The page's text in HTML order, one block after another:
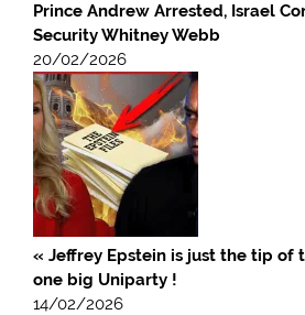
Prince Andrew Arrested, Israel
Security Whitney Webb
20/02/2026
« Jeffrey Epstein is just the tip of
one big Uniparty !
14/02/2026